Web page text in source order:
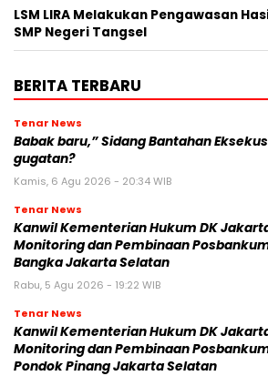
LSM LIRA Melakukan Pengawasan
SMP Negeri Tangsel
BERITA TERBARU
Tenar News
Babak baru,” Sidang Bantahan
gugatan?
Kamis, 6 Agu 2026 - 20:34 WIB
Tenar News
Kanwil Kementerian Hukum DK
Monitoring dan Pembinaan
Bangka Jakarta Selatan
Rabu, 5 Agu 2026 - 19:22 WIB
Tenar News
Kanwil Kementerian Hukum DK
Monitoring dan Pembinaan
Pondok Pinang Jakarta Selatan